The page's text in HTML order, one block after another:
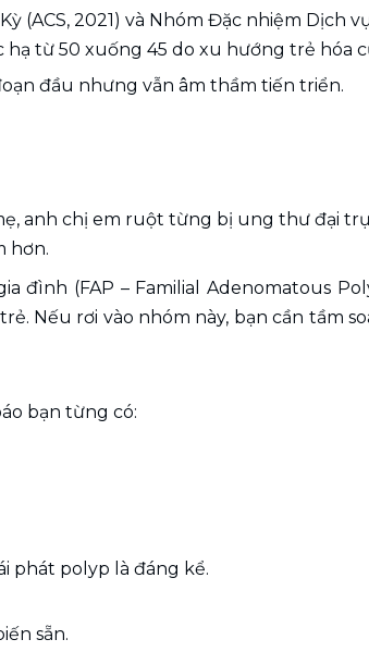
(ACS, 2021) và Nhóm Đặc nhiệm Dịch
hạ từ 50 xuống 45 do xu hướng trẻ hóa
đầu nhưng vẫn âm thầm tiến triển.
anh chị em ruột từng bị ung thư đại
hơn.
(FAP – Familial Adenomatous
Nếu rơi vào nhóm này, bạn cần tầm
bạn từng có:
phát polyp là đáng kể.
sẵn.